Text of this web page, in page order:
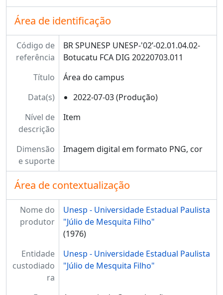
Área de identificação
Código de
referência
BR SPUNESP UNESP-'02’-02.01.04.02-
Botucatu FCA DIG 20220703.011
Título
Área do campus
Data(s)
2022-07-03 (Produção)
Nível de
descrição
Item
Dimensão
e suporte
Imagem digital em formato PNG, cor
Área de contextualização
Nome do
produtor
Unesp - Universidade Estadual Paulista
"Júlio de Mesquita Filho"
(1976)
Entidade
custodiado
ra
Unesp - Universidade Estadual Paulista
"Júlio de Mesquita Filho"